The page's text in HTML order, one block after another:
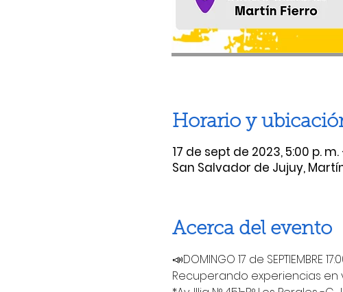
Horario y
17 de sept de 2023, 5:00 p. m.
San Salvador de Jujuy,
Acerca del evento
📣DOMINGO 17 de
Recuperando experiencias en